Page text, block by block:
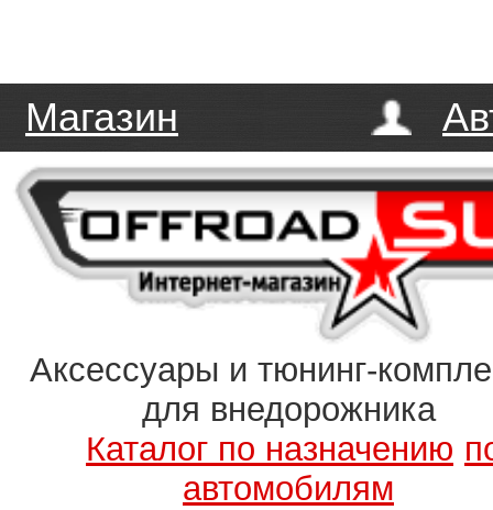
Магазин
Аксессуары и тюнинг-
для внедорожника
Каталог по назначению
автомобилям